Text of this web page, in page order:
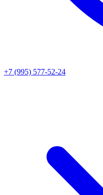
+7 (995) 577-52-24